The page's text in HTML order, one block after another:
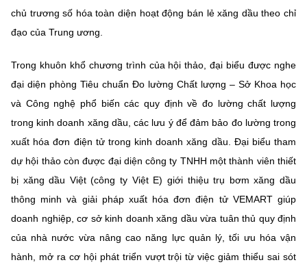
chủ trương số hóa toàn diện hoạt động bán lẻ xăng dầu theo chỉ
đạo của Trung ương.
Trong khuôn khổ chương trình của hội thảo, đại biểu được nghe
đại diện phòng Tiêu chuẩn Đo lường Chất lượng – Sở Khoa học
và Công nghệ phổ biến các quy định về đo lường chất lượng
trong kinh doanh xăng dầu, các lưu ý để đảm bảo đo lường trong
xuất hóa đơn điện tử trong kinh doanh xăng dầu. Đại biểu tham
dự hội thảo còn được đại diện công ty TNHH một thành viên thiết
bị xăng dầu Việt (công ty Việt E) giới thiệu trụ bơm xăng dầu
thông minh và giải pháp xuất hóa đơn điện tử VEMART giúp
doanh nghiệp, cơ sở kinh doanh xăng dầu vừa tuân thủ quy định
của nhà nước vừa nâng cao năng lực quản lý, tối ưu hóa vận
hành, mở ra cơ hội phát triển vượt trội từ việc giảm thiểu sai sót